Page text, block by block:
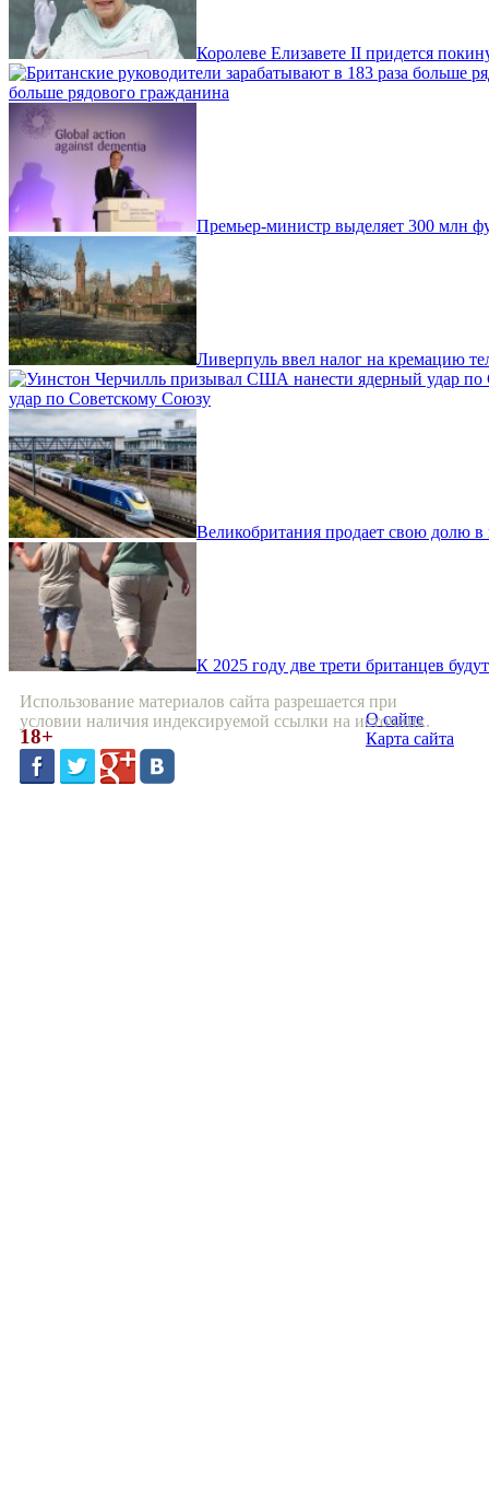
Королеве Елизавете II придется
больше рядового гражданина
Премьер-министр выделяет 300 млн
Ливерпуль ввел налог на кремацию
удар по Советскому Союзу
Великобритания продает свою долю в
К 2025 году две трети британцев
Использование материалов сайта разрешается при
условии наличия индексируемой ссылки на источник.
18+
О сайте
Карта сайта